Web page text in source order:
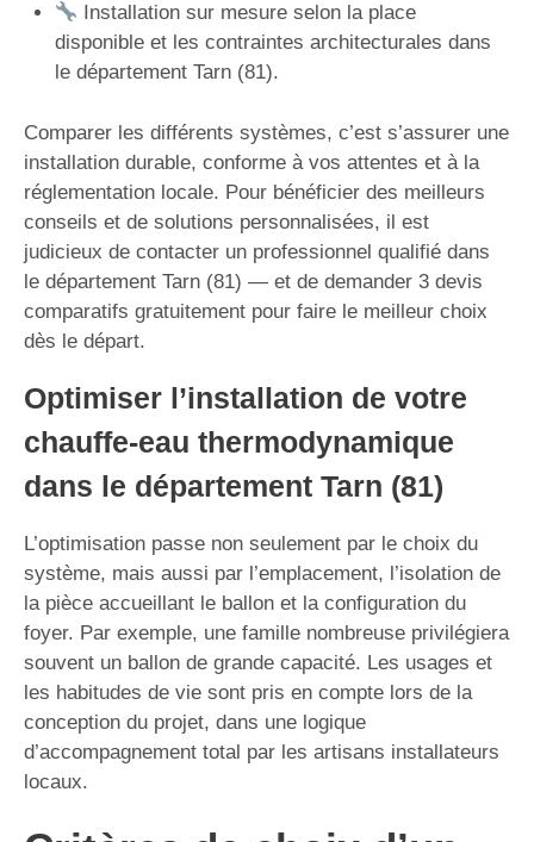
Installation sur mesure selon la place
disponible et les contraintes architecturales dans
le département Tarn (81).
Comparer les différents systèmes, c’est s’assurer une
installation durable, conforme à vos attentes et à la
réglementation locale. Pour bénéficier des meilleurs
conseils et de solutions personnalisées, il est
judicieux de contacter un professionnel qualifié dans
le département Tarn (81) — et de demander 3 devis
comparatifs gratuitement pour faire le meilleur choix
dès le départ.
Optimiser l’installation de votre
chauffe-eau thermodynamique
dans le département Tarn (81)
L’optimisation passe non seulement par le choix du
système, mais aussi par l’emplacement, l’isolation de
la pièce accueillant le ballon et la configuration du
foyer. Par exemple, une famille nombreuse privilégiera
souvent un ballon de grande capacité. Les usages et
les habitudes de vie sont pris en compte lors de la
conception du projet, dans une logique
d’accompagnement total par les artisans installateurs
locaux.